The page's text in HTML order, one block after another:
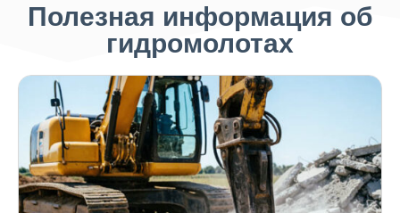
Полезная информация об
гидромолотах